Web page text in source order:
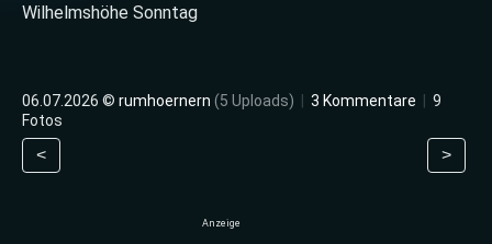
Wilhelmshöhe Sonntag
06.07.2026 © rumhoernern (5 Uploads) 3 Kommentare
9
Fotos
< >